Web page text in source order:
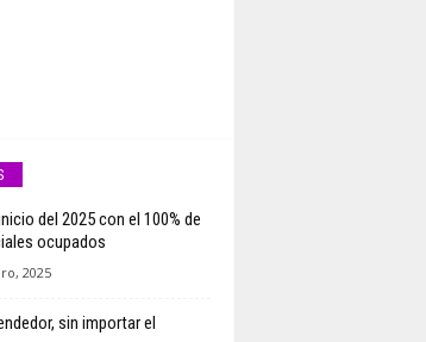
del 2025 con el 100% de
ocupados
2025
sin importar el